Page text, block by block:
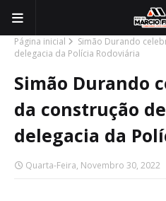
Página inicial
Simão Durando
delegacia da Polícia Rodoviária
Simão Durando
da construção
delegacia da
Quarta-Feira, Novembro 30, 2022